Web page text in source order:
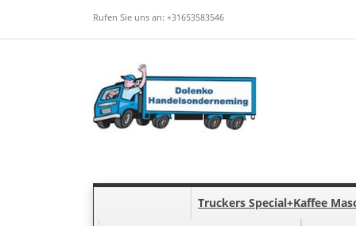
Rufen Sie uns an: +31653583546
Truckers Special+Kaffee